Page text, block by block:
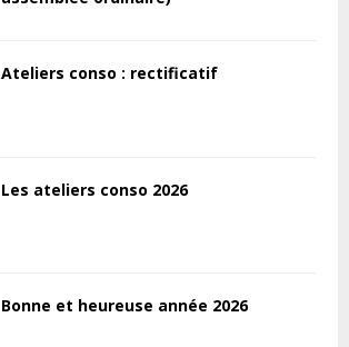
Ateliers conso : rectificatif
Les ateliers conso 2026
Bonne et heureuse année 2026